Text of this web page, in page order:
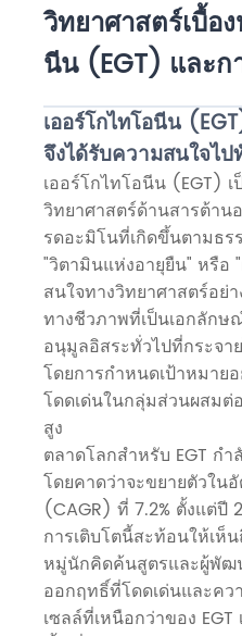
วิทยาศาสตร์เบื้อ
นีน (EGT) และ
เออร์โกไทโอนีน
จึงได้รับความสนใจไป
เออร์โกไทโอนีน (EGT)
วิทยาศาสตร์ด้านสารต้า
รดอะมิโนที่เกิดขึ้นตามธ
"วิตามินแห่งอายุยืน" หรือ
สนใจทางวิทยาศาสตร์อย่
ทางชีวภาพที่เป็นเอกลักษ
อนุมูลอิสระทั่วไปที่กระจา
โดยการกำหนดเป้าหมาย
โดดเด่นในกลุ่มส่วนผสม
สูง
ตลาดโลกสำหรับ EGT กำ
โดยคาดว่าจะขยายตัวใน
(CAGR) ที่ 7.2% ตั้งแต่ปี
การเติบโตนี้สะท้อนให้เห็
หมู่นักคิดค้นสูตรและผู้พัฒ
ออกฤทธิ์ที่โดดเด่นและค
เซลล์ที่เหนือกว่าของ